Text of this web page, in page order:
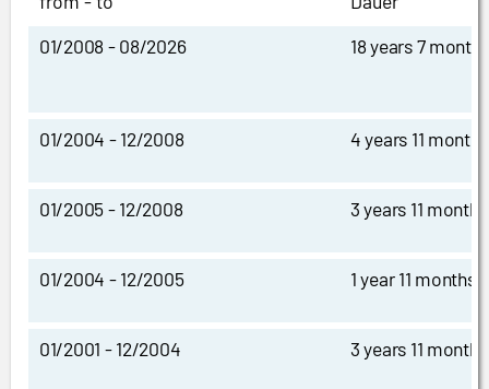
01/2008 - 08/2026
18 years 7 months
01/2004 - 12/2008 4 years 11 months
01/2005 - 12/2008 3 years 11 months
01/2004 - 12/2005 1 year 11 months
01/2001 - 12/2004 3 years 11 months